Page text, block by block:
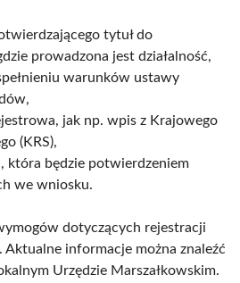
tytuł do
prowadzona jest działalność,
warunków ustawy
jak np. wpis z Krajowego
(KRS),
która będzie potwierdzeniem
we wniosku.
dotyczących rejestracji
Aktualne informacje można znaleźć
Urzędzie Marszałkowskim.